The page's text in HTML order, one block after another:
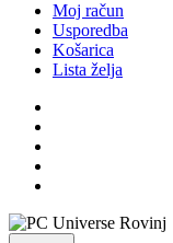
Moj račun
Usporedba
Košarica
Lista želja